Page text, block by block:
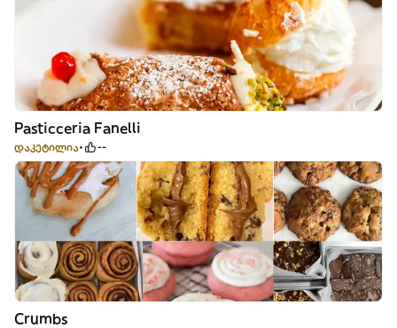
Pasticceria Fanelli
დაკეტილია --
Crumbs